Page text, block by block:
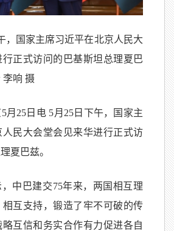
，国家主席习近平在北京人民大
正式访问的巴基斯坦总理夏巴
李响 摄
月25日电 5月25日下午，国家主
民大会堂会见来华进行正式访
夏巴兹。
中巴建交75年来，两国相互理
互支持，锻造了牢不可破的传
互信和务实合作有力促进各自